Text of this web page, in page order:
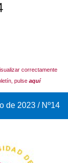
correctamente
pulse aquí
de 2023 / Nº14